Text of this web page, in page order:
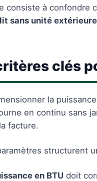
consiste à confondre
sans unité extérieure
clés
la
en continu sans
facture.
structurent
en BTU doit